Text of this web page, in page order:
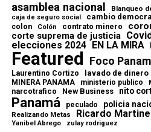
asamblea nacional Blanqueo
caja de seguro social cambio
colon Colón contrato minero
corte suprema de justicia
elecciones 2024 EN LA MIRA
Featured Foco
Laurentino Cortizo lavado de dinero
MINERA PANAMA ministerio publico
narcotrafico New Business nito
Panamá peculado policia
Realizando Metas Ricardo
Yanibel Abrego zulay rodriguez